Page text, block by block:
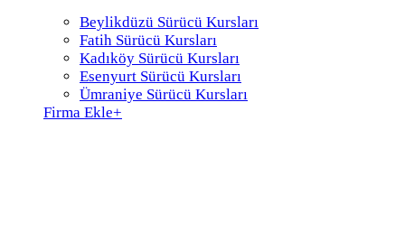
Beylikdüzü Sürücü Kursları
Fatih Sürücü Kursları
Kadıköy Sürücü Kursları
Esenyurt Sürücü Kursları
Ümraniye Sürücü Kursları
Firma Ekle+